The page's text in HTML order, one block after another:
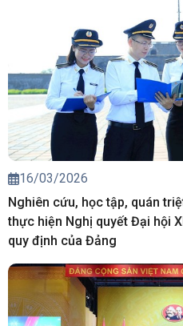
16/03/2026
Nghiên cứu, học tập, quán
thực hiện Nghị quyết Đại hội
quy định của Đảng